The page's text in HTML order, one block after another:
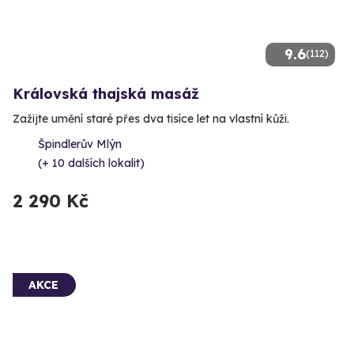
9.6(112)
Královská thajská masáž
Zažijte umění staré přes dva tisíce let na vlastní kůži.
Špindlerův Mlýn
(+ 10 dalších lokalit)
2 290 Kč
AKCE